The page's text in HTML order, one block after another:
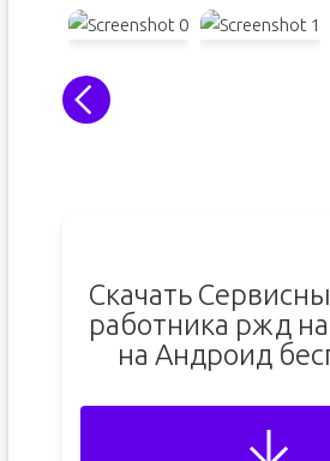
Скачать
работника ржд
на Андроид